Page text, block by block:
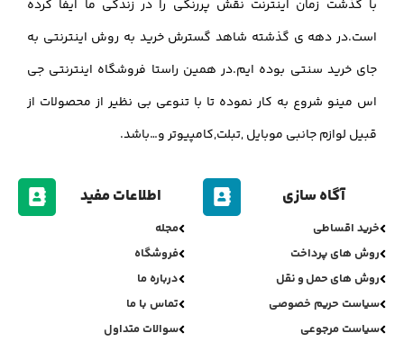
با گذشت زمان اینترنت نقش پررنگی را در زندگی ما ایفا کرده
است.در دهه ی گذشته شاهد گسترش خرید به روش اینترنتی به
جای خرید سنتی بوده ایم.در همین راستا فروشگاه اینترنتی جی
اس مینو شروع به کار نموده تا با تنوعی بی نظیر از محصولات از
قبیل لوازم جانبی موبایل ,تبلت,کامپیوتر و…باشد.
آگاه سازی
خرید اقساطی
روش های پرداخت
روش های حمل و نقل
سیاست حریم خصوصی
سیاست مرجوعی
اطلاعات مفید
مجله
فروشگاه
درباره ما
تماس با ما
سوالات متداول